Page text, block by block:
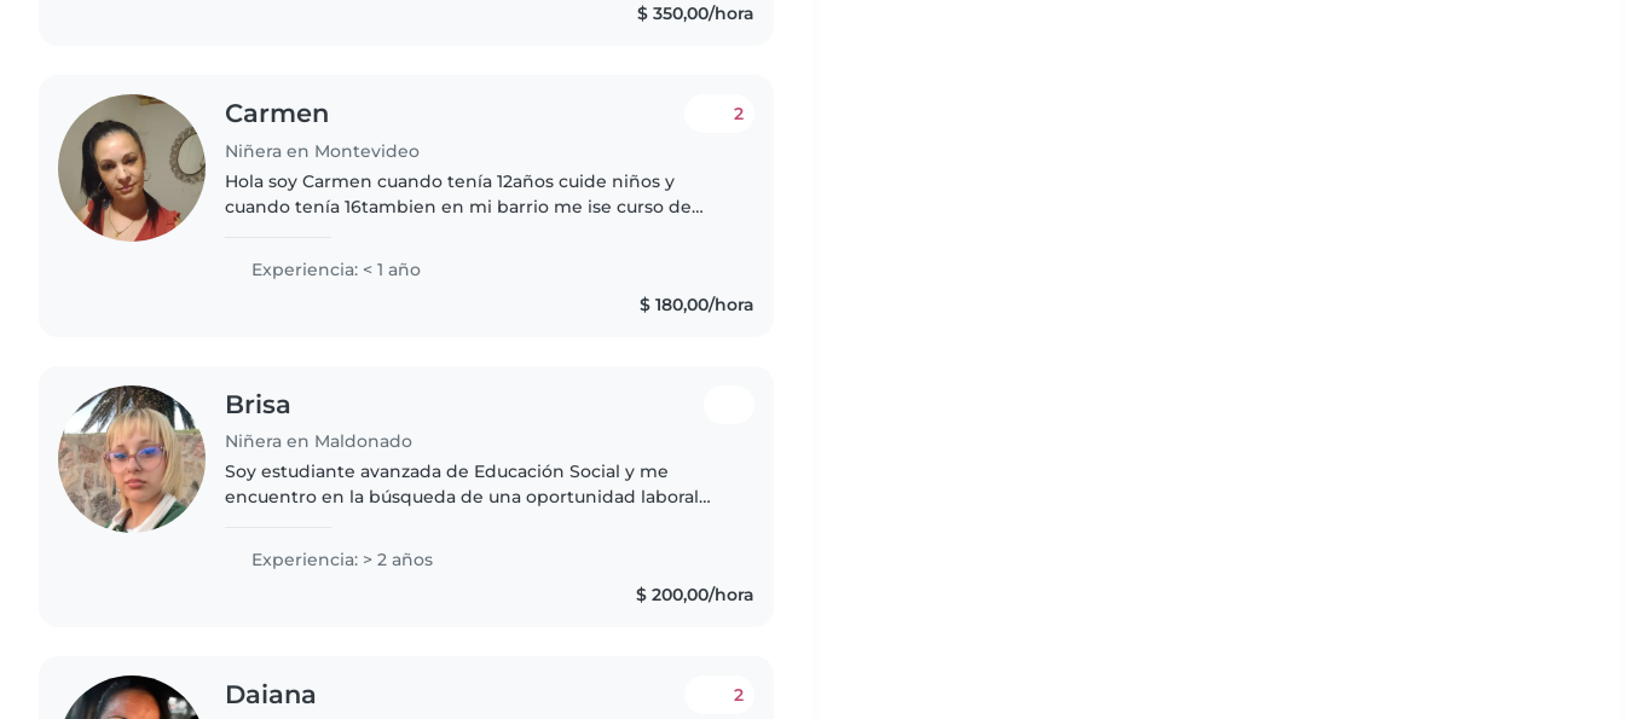
$ 350,00/hora
Carmen
Niñera en Montevideo
2
Hola soy Carmen cuando tenía 12años cuide niños y
cuando tenía 16tambien en mi barrio me ise curso de
Experiencia: < 1 año
$ 180,00/hora
Brisa
Niñera en Maldonado
Soy estudiante avanzada de Educación Social y me
encuentro en la búsqueda de una oportunidad laboral
mis intereses, particularmente..
Experiencia: > 2 años
$ 200,00/hora
Daiana 2